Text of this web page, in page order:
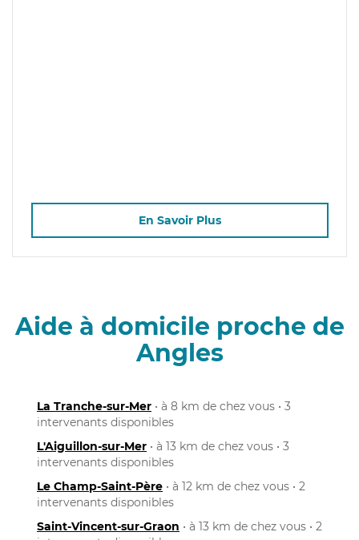
En Savoir Plus
Aide à domicile proche de
Angles
La Tranche-sur-Mer • à 8 km de chez vous • 3
intervenants disponibles
L'Aiguillon-sur-Mer • à 13 km de chez vous • 3
intervenants disponibles
Le Champ-Saint-Père • à 12 km de chez vous • 2
intervenants disponibles
Saint-Vincent-sur-Graon • à 13 km de chez vous • 2